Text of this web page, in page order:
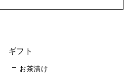
ギフト
お茶漬け